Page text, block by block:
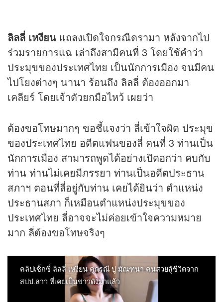
ลิลลี่ เหงียน แถลงเปิดใจกรณีดรามา หลังจากไป
ร่วมรายการแฉ เล่าถึงสามีคนที่ 3 โดยใช้คำว่า
ประมุขของประเทศไทย เป็นนักการเมือง จนมีคน
ไปโยงต่างๆ นานา ร้อนถึง ลิลลี่ ต้องออกมา
เคลียร์ โดยเจ้าตัวยกมือไหว้ เผยว่า
ต้องขอโทษมากๆ ขอชี้แจงว่า ลี่เข้าใจผิด ประมุข
ของประเทศไทย อดีตแฟนของลี่ คนที่ 3 ท่านเป็น
นักการเมือง สามารถพูดได้อย่างเปิดอกว่า คบกับ
ท่าน ท่านไม่เคยมีภรรยา ท่านเป็นอดีตประธาน
สภาฯ ตอนที่ลี่อยู่กับท่าน เคยได้ยินว่า ตำแหน่ง
ประธานสภา ก็เหมือนตำแหน่งประมุขของ
ประเทศไทย ลี่อาจจะไม่ค่อยเข้าใจความหมาย
มาก ลี่ต้องขอโทษจริงๆ